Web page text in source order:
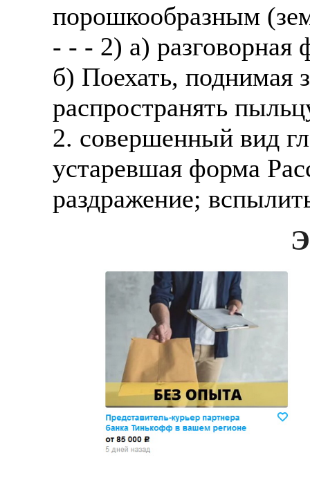
порошкообразным
- - - 2) а) разговорная
б) Поехать, поднимая
распространять
2. совершенный вид
устаревшая форма
раздражение;